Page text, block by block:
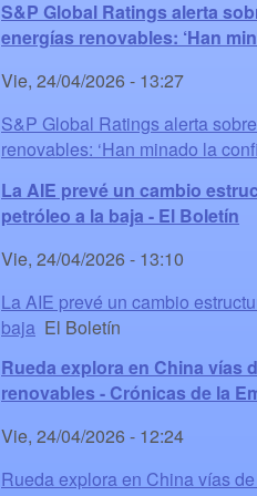
S&P Global Ratings alerta
energías renovables: ‘Han
Vie, 24/04/2026 - 13:27
S&P Global Ratings alerta
renovables: ‘Han minado la
La AIE prevé un cambio
petróleo a la baja - El Boletín
Vie, 24/04/2026 - 13:10
La AIE prevé un cambio
baja El Boletín
Rueda explora en China vías
renovables - Crónicas de la
Vie, 24/04/2026 - 12:24
Rueda explora en China vías